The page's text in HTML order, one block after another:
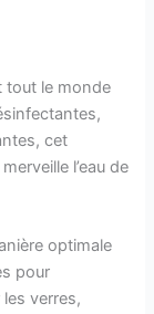
tout le monde
cet
l’eau de
optimale
pour
verres,